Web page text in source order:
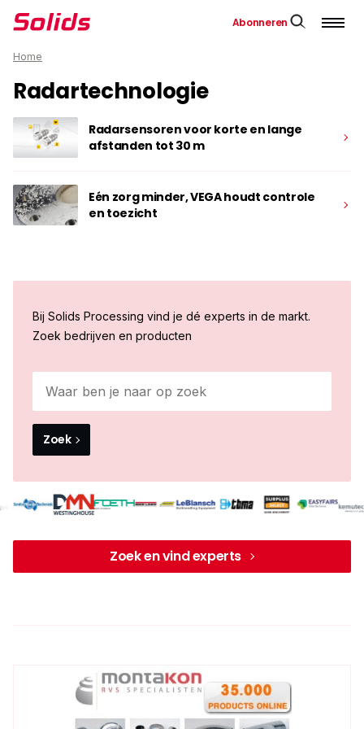
Abonneren
Home
Radartechnologie
Radarsensoren voor korte en lange
afstanden tot 30 m
Eén zorg minder, VEGA houdt controle
en toezicht
Bij Solids Processing vind je dé experts in de markt.
Zoek bedrijven en producten
Zoek
Zoek en vind experts